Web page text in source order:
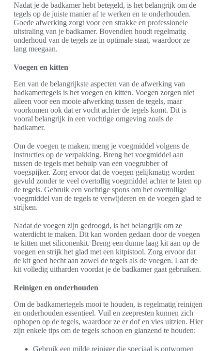
Nadat je de badkamer hebt betegeld, is het belangrijk om de
tegels op de juiste manier af te werken en te onderhouden.
Goede afwerking zorgt voor een strakke en professionele
uitstraling van je badkamer. Bovendien houdt regelmatig
onderhoud van de tegels ze in optimale staat, waardoor ze
lang meegaan.
Voegen en kitten
Een van de belangrijkste aspecten van de afwerking van
badkamertegels is het voegen en kitten. Voegen zorgen niet
alleen voor een mooie afwerking tussen de tegels, maar
voorkomen ook dat er vocht achter de tegels komt. Dit is
vooral belangrijk in een vochtige omgeving zoals de
badkamer.
Om de voegen te maken, meng je voegmiddel volgens de
instructies op de verpakking. Breng het voegmiddel aan
tussen de tegels met behulp van een voegrubber of
voegspijker. Zorg ervoor dat de voegen gelijkmatig worden
gevuld zonder te veel overtollig voegmiddel achter te laten op
de tegels. Gebruik een vochtige spons om het overtollige
voegmiddel van de tegels te verwijderen en de voegen glad te
strijken.
Nadat de voegen zijn gedroogd, is het belangrijk om ze
waterdicht te maken. Dit kan worden gedaan door de voegen
te kitten met siliconenkit. Breng een dunne laag kit aan op de
voegen en strijk het glad met een kitpistool. Zorg ervoor dat
de kit goed hecht aan zowel de tegels als de voegen. Laat de
kit volledig uitharden voordat je de badkamer gaat gebruiken.
Reinigen en onderhouden
Om de badkamertegels mooi te houden, is regelmatig reinigen
en onderhouden essentieel. Vuil en zeepresten kunnen zich
ophopen op de tegels, waardoor ze er dof en vies uitzien. Hier
zijn enkele tips om de tegels schoon en glanzend te houden:
Gebruik een milde reiniger die speciaal is ontworpen